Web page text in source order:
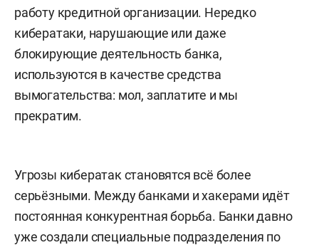
работу кредитной организации. Нередко
кибератаки, нарушающие или даже
блокирующие деятельность банка,
используются в качестве средства
вымогательства: мол, заплатите и мы
прекратим.
Угрозы кибератак становятся всё более
серьёзными. Между банками и хакерами идёт
постоянная конкурентная борьба. Банки давно
уже создали специальные подразделения по